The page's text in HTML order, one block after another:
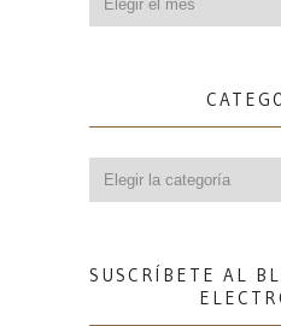
SUSCRÍBETE AL